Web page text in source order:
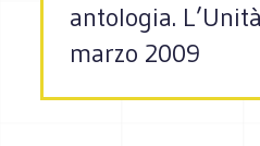
antologia.
marzo 2009